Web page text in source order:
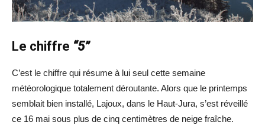
Le chiffre “5”
C’est le chiffre qui résume à lui seul cette semaine
météorologique totalement déroutante. Alors que le printemps
semblait bien installé, Lajoux, dans le Haut-Jura, s’est réveillé
ce 16 mai sous plus de cinq centimètres de neige fraîche.